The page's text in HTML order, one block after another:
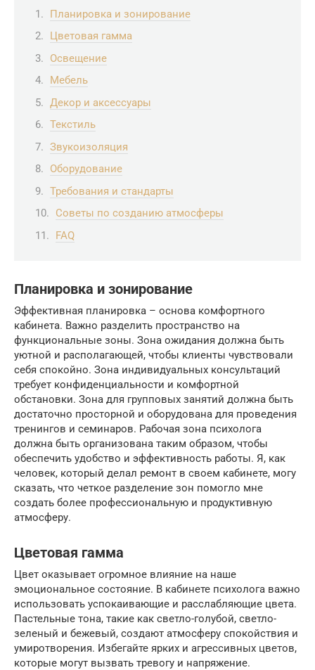
Планировка и зонирование
Цветовая гамма
Освещение
Мебель
Декор и аксессуары
Текстиль
Звукоизоляция
Оборудование
Требования и стандарты
Советы по созданию атмосферы
FAQ
Планировка и зонирование
Эффективная планировка – основа комфортного
кабинета. Важно разделить пространство на
функциональные зоны. Зона ожидания должна быть
уютной и располагающей, чтобы клиенты чувствовали
себя спокойно. Зона индивидуальных консультаций
требует конфиденциальности и комфортной
обстановки. Зона для групповых занятий должна быть
достаточно просторной и оборудована для проведения
тренингов и семинаров. Рабочая зона психолога
должна быть организована таким образом, чтобы
обеспечить удобство и эффективность работы. Я, как
человек, который делал ремонт в своем кабинете, могу
сказать, что четкое разделение зон помогло мне
создать более профессиональную и продуктивную
атмосферу.
Цветовая гамма
Цвет оказывает огромное влияние на наше
эмоциональное состояние. В кабинете психолога важно
использовать успокаивающие и расслабляющие цвета.
Пастельные тона, такие как светло-голубой, светло-
зеленый и бежевый, создают атмосферу спокойствия и
умиротворения. Избегайте ярких и агрессивных цветов,
которые могут вызвать тревогу и напряжение.